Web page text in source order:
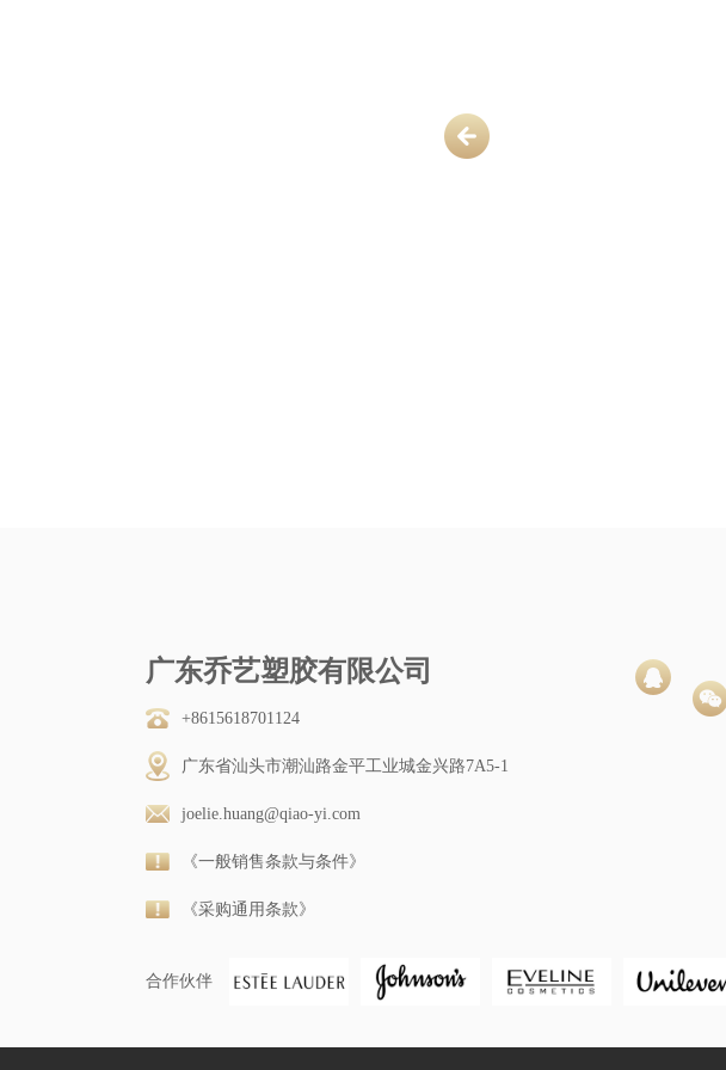
广东乔艺塑胶有限公司
+8615618701124
广东省汕头市潮汕路金平工业城金兴路7A5-1
joelie.huang@qiao-yi.com
《一般销售条款与条件》
《采购通用条款》
合作伙伴